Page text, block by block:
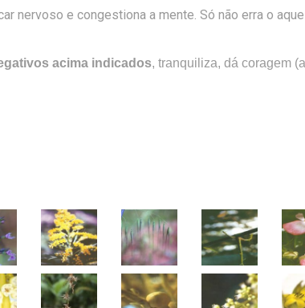
nervoso e congestiona a mente. Só não erra o
acima indicados, tranquiliza, dá coragem